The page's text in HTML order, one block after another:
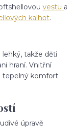
vestu a
kalhot.
takže děti
hraní. Vnitřní
tepelný komfort
úpravě